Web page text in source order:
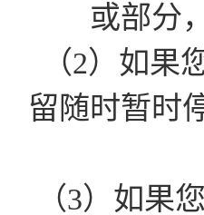
或部分
（2）如
留随时暂时
（3）如果